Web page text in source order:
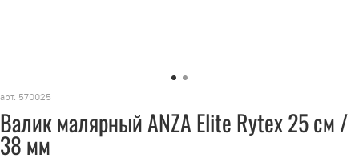
арт. 570025
Валик малярный ANZA Elite Rytex 25 см /
38 мм